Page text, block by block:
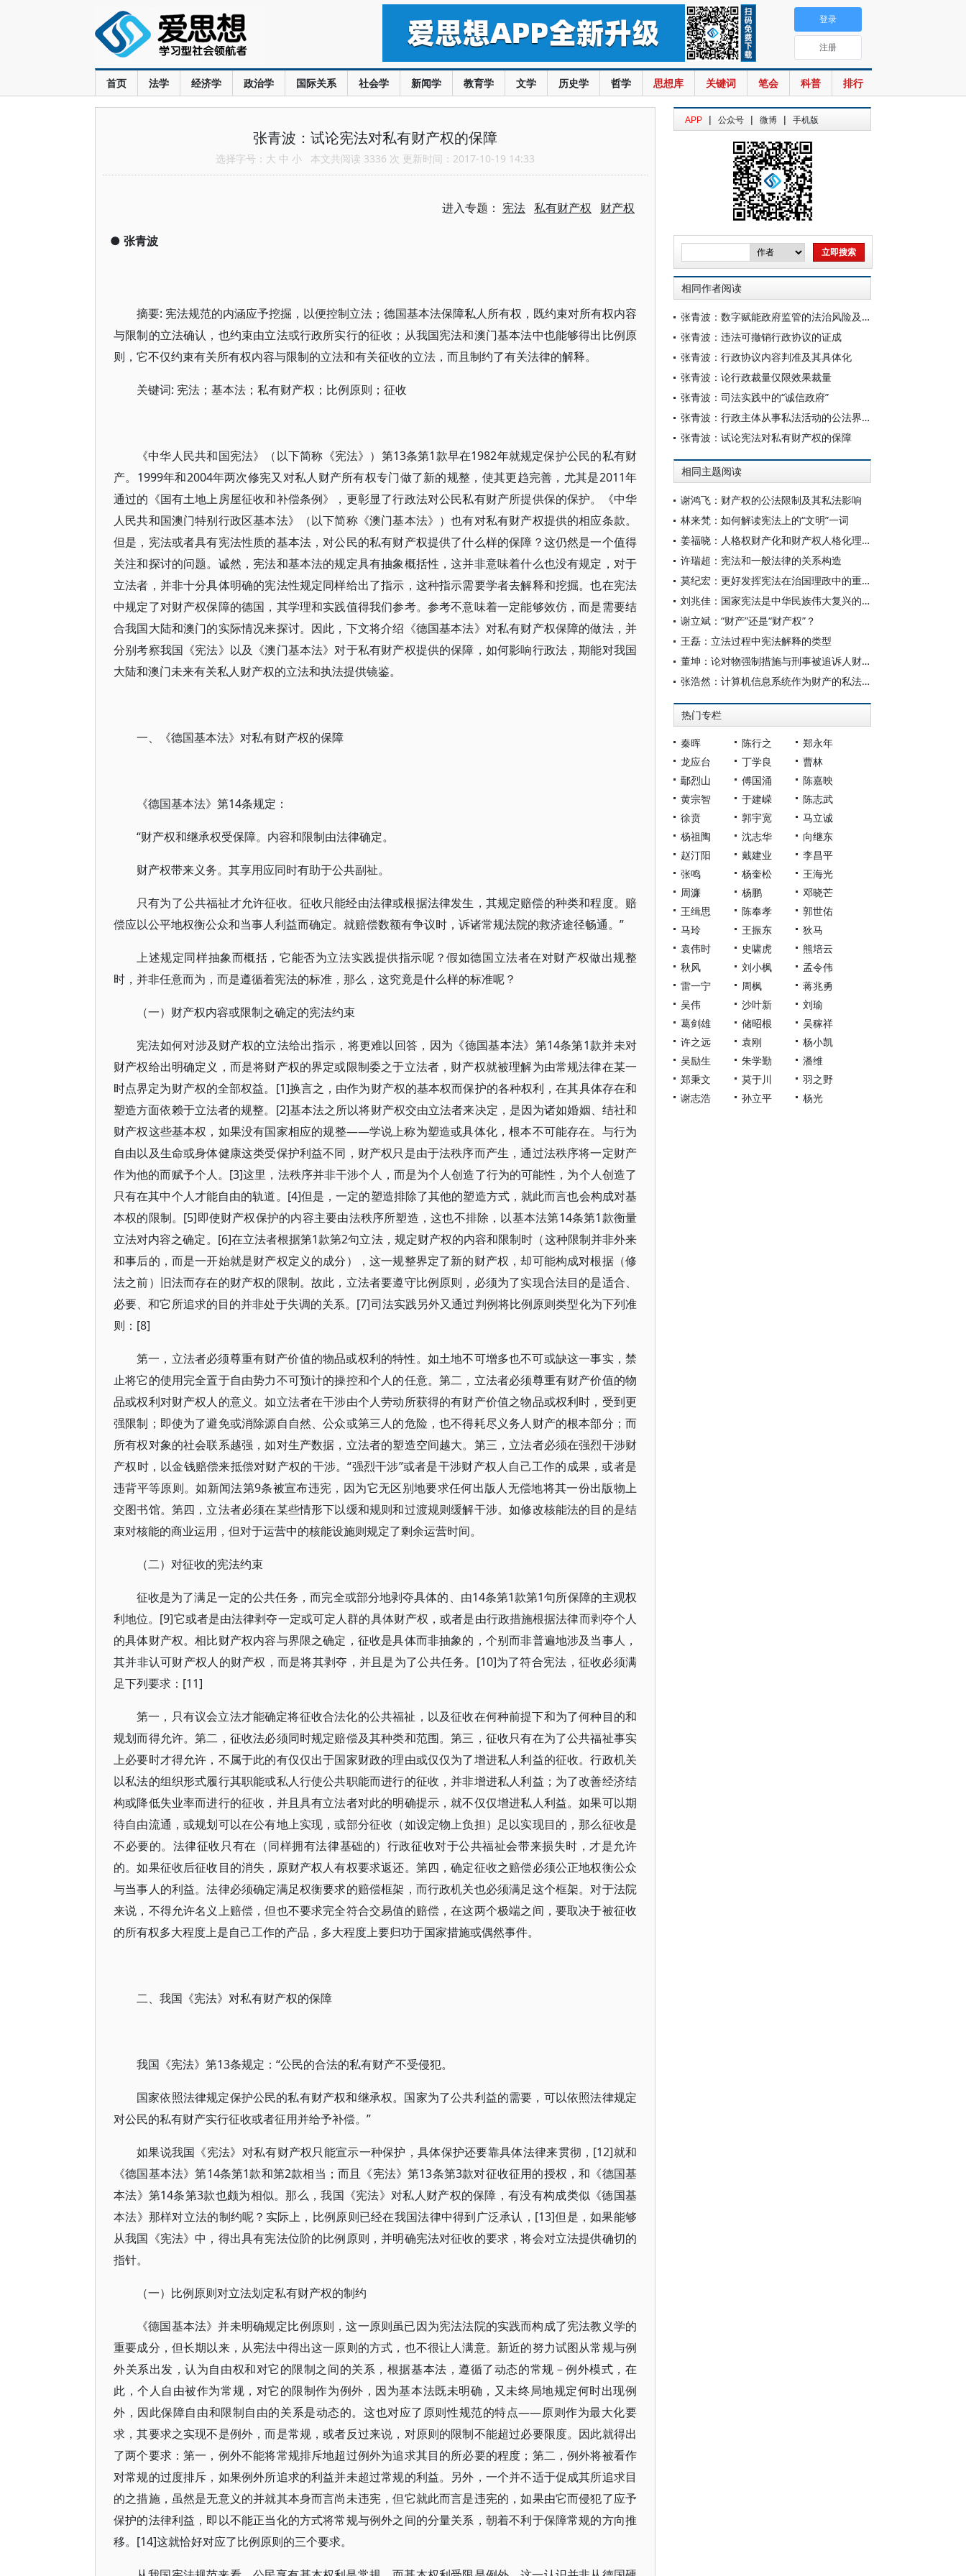
首页 法学 经济学 政治学 国际关系 社会学 新闻学 教育学 文学 历史学 哲学 思想库 关键词 笔会 科普 排行
登录
注册
张青波：试论宪法对私有财产权的保障
选择字号： 大 中 小 本文共阅读 3336 次 更新时间：2017-10-19 14:33
进入专题： 宪法 私有财产权 财产权
● 张青波
摘要: 宪法规范的内涵应予挖掘，以便控制立法；德国基本法保障私人所有权，既约束对所有权内容
与限制的立法确认，也约束由立法或行政所实行的征收；从我国宪法和澳门基本法中也能够得出比例原
则，它不仅约束有关所有权内容与限制的立法和有关征收的立法，而且制约了有关法律的解释。
关键词: 宪法；基本法；私有财产权；比例原则；征收
《中华人民共和国宪法》（以下简称《宪法》）第13条第1款早在1982年就规定保护公民的私有财
产。1999年和2004年两次修宪又对私人财产所有权专门做了新的规整，使其更趋完善，尤其是2011年
通过的《国有土地上房屋征收和补偿条例》，更彰显了行政法对公民私有财产所提供保的保护。《中华
人民共和国澳门特别行政区基本法》（以下简称《澳门基本法》）也有对私有财产权提供的相应条款。
但是，宪法或者具有宪法性质的基本法，对公民的私有财产权提供了什么样的保障？这仍然是一个值得
关注和探讨的问题。诚然，宪法和基本法的规定具有抽象概括性，这并非意味着什么也没有规定，对于
立法者，并非十分具体明确的宪法性规定同样给出了指示，这种指示需要学者去解释和挖掘。也在宪法
中规定了对财产权保障的德国，其学理和实践值得我们参考。参考不意味着一定能够效仿，而是需要结
合我国大陆和澳门的实际情况来探讨。因此，下文将介绍《德国基本法》对私有财产权保障的做法，并
分别考察我国《宪法》以及《澳门基本法》对于私有财产权提供的保障，如何影响行政法，期能对我国
大陆和澳门未来有关私人财产权的立法和执法提供镜鉴。
一、《德国基本法》对私有财产权的保障
《德国基本法》第14条规定：
“财产权和继承权受保障。内容和限制由法律确定。
财产权带来义务。其享用应同时有助于公共副祉。
只有为了公共福祉才允许征收。征收只能经由法律或根据法律发生，其规定赔偿的种类和程度。赔
偿应以公平地权衡公众和当事人利益而确定。就赔偿数额有争议时，诉诸常规法院的救济途径畅通。”
上述规定同样抽象而概括，它能否为立法实践提供指示呢？假如德国立法者在对财产权做出规整
时，并非任意而为，而是遵循着宪法的标准，那么，这究竟是什么样的标准呢？
（一）财产权内容或限制之确定的宪法约束
宪法如何对涉及财产权的立法给出指示，将更难以回答，因为《德国基本法》第14条第1款并未对
财产权给出明确定义，而是将财产权的界定或限制委之于立法者，财产权就被理解为由常规法律在某一
时点界定为财产权的全部权益。[1]换言之，由作为财产权的基本权而保护的各种权利，在其具体存在和
塑造方面依赖于立法者的规整。[2]基本法之所以将财产权交由立法者来决定，是因为诸如婚姻、结社和
财产权这些基本权，如果没有国家相应的规整——学说上称为塑造或具体化，根本不可能存在。与行为
自由以及生命或身体健康这类受保护利益不同，财产权只是由于法秩序而产生，通过法秩序将一定财产
作为他的而赋予个人。[3]这里，法秩序并非干涉个人，而是为个人创造了行为的可能性，为个人创造了
只有在其中个人才能自由的轨道。[4]但是，一定的塑造排除了其他的塑造方式，就此而言也会构成对基
本权的限制。[5]即使财产权保护的内容主要由法秩序所塑造，这也不排除，以基本法第14条第1款衡量
立法对内容之确定。[6]在立法者根据第1款第2句立法，规定财产权的内容和限制时（这种限制并非外来
和事后的，而是一开始就是财产权定义的成分），这一规整界定了新的财产权，却可能构成对根据（修
法之前）旧法而存在的财产权的限制。故此，立法者要遵守比例原则，必须为了实现合法目的是适合、
必要、和它所追求的目的并非处于失调的关系。[7]司法实践另外又通过判例将比例原则类型化为下列准
则：[8]
第一，立法者必须尊重有财产价值的物品或权利的特性。如土地不可增多也不可或缺这一事实，禁
止将它的使用完全置于自由势力不可预计的操控和个人的任意。第二，立法者必须尊重有财产价值的物
品或权利对财产权人的意义。如立法者在干涉由个人劳动所获得的有财产价值之物品或权利时，受到更
强限制；即使为了避免或消除源自自然、公众或第三人的危险，也不得耗尽义务人财产的根本部分；而
所有权对象的社会联系越强，如对生产数据，立法者的塑造空间越大。第三，立法者必须在强烈干涉财
产权时，以金钱赔偿来抵偿对财产权的干涉。“强烈干涉”或者是干涉财产权人自己工作的成果，或者是
违背平等原则。如新闻法第9条被宣布违宪，因为它无区别地要求任何出版人无偿地将其一份出版物上
交图书馆。第四，立法者必须在某些情形下以缓和规则和过渡规则缓解干涉。如修改核能法的目的是结
束对核能的商业运用，但对于运营中的核能设施则规定了剩余运营时间。
（二）对征收的宪法约束
征收是为了满足一定的公共任务，而完全或部分地剥夺具体的、由14条第1款第1句所保障的主观权
利地位。[9]它或者是由法律剥夺一定或可定人群的具体财产权，或者是由行政措施根据法律而剥夺个人
的具体财产权。相比财产权内容与界限之确定，征收是具体而非抽象的，个别而非普遍地涉及当事人，
其并非认可财产权人的财产权，而是将其剥夺，并且是为了公共任务。[10]为了符合宪法，征收必须满
足下列要求：[11]
第一，只有议会立法才能确定将征收合法化的公共福祉，以及征收在何种前提下和为了何种目的和
规划而得允许。第二，征收法必须同时规定赔偿及其种类和范围。第三，征收只有在为了公共福祉事实
上必要时才得允许，不属于此的有仅仅出于国家财政的理由或仅仅为了增进私人利益的征收。行政机关
以私法的组织形式履行其职能或私人行使公共职能而进行的征收，并非增进私人利益；为了改善经济结
构或降低失业率而进行的征收，并且具有立法者对此的明确提示，就不仅仅增进私人利益。如果可以期
待自由流通，或规划可以在公有地上实现，或部分征收（如设定物上负担）足以实现目的，那么征收是
不必要的。法律征收只有在（同样拥有法律基础的）行政征收对于公共福祉会带来损失时，才是允许
的。如果征收后征收目的消失，原财产权人有权要求返还。第四，确定征收之赔偿必须公正地权衡公众
与当事人的利益。法律必须确定满足权衡要求的赔偿框架，而行政机关也必须满足这个框架。对于法院
来说，不得允许名义上赔偿，但也不要求完全符合交易值的赔偿，在这两个极端之间，要取决于被征收
的所有权多大程度上是自己工作的产品，多大程度上要归功于国家措施或偶然事件。
二、我国《宪法》对私有财产权的保障
我国《宪法》第13条规定：“公民的合法的私有财产不受侵犯。
国家依照法律规定保护公民的私有财产权和继承权。国家为了公共利益的需要，可以依照法律规定
对公民的私有财产实行征收或者征用并给予补偿。”
如果说我国《宪法》对私有财产权只能宣示一种保护，具体保护还要靠具体法律来贯彻，[12]就和
《德国基本法》第14条第1款和第2款相当；而且《宪法》第13条第3款对征收征用的授权，和《德国基
本法》第14条第3款也颇为相似。那么，我国《宪法》对私人财产权的保障，有没有构成类似《德国基
本法》那样对立法的制约呢？实际上，比例原则已经在我国法律中得到广泛承认，[13]但是，如果能够
从我国《宪法》中，得出具有宪法位阶的比例原则，并明确宪法对征收的要求，将会对立法提供确切的
指针。
（一）比例原则对立法划定私有财产权的制约
《德国基本法》并未明确规定比例原则，这一原则虽已因为宪法法院的实践而构成了宪法教义学的
重要成分，但长期以来，从宪法中得出这一原则的方式，也不很让人满意。新近的努力试图从常规与例
外关系出发，认为自由权和对它的限制之间的关系，根据基本法，遵循了动态的常规－例外模式，在
此，个人自由被作为常规，对它的限制作为例外，因为基本法既未明确，又未终局地规定何时出现例
外，因此保障自由和限制自由的关系是动态的。这也对应了原则性规范的特点——原则作为最大化要
求，其要求之实现不是例外，而是常规，或者反过来说，对原则的限制不能超过必要限度。因此就得出
了两个要求：第一，例外不能将常规排斥地超过例外为追求其目的所必要的程度；第二，例外将被看作
对常规的过度排斥，如果例外所追求的利益并未超过常规的利益。另外，一个并不适于促成其所追求目
的之措施，虽然是无意义的并就其本身而言尚未违宪，但它就此而言是违宪的，如果由它而侵犯了应予
保护的法律利益，即以不能正当化的方式将常规与例外之间的分量关系，朝着不利于保障常规的方向推
移。[14]这就恰好对应了比例原则的三个要求。
APP | 公众号 | 微博 | 手机版
相同作者阅读
张青波：数字赋能政府监管的法治风险及其因应
张青波：违法可撤销行政协议的证成
张青波：行政协议内容判准及其具体化
张青波：论行政裁量仅限效果裁量
张青波：司法实践中的“诚信政府”
张青波：行政主体从事私法活动的公法界限——以德国法为参照
张青波：试论宪法对私有财产权的保障
相同主题阅读
谢鸿飞：财产权的公法限制及其私法影响
林来梵：如何解读宪法上的“文明”一词
姜福晓：人格权财产化和财产权人格化理论困境的剖析与破解
许瑞超：宪法和一般法律的关系构造
莫纪宏：更好发挥宪法在治国理政中的重要作用
刘兆佳：国家宪法是中华民族伟大复兴的坚实保障
谢立斌：“财产”还是“财产权”？
王磊：立法过程中宪法解释的类型
董坤：论对物强制措施与刑事被追诉人财产权的保障
张浩然：计算机信息系统作为财产的私法保护
热门专栏
秦晖 陈行之
郑永年
龙应台
丁学良
曹林
鄢烈山
傅国涌
陈嘉映
黄宗智
于建嵘
陈志武
徐贲
郭宇宽
马立诚
杨祖陶
沈志华
向继东
赵汀阳
戴建业
李昌平
张鸣
杨奎松
王海光
周濂
杨鹏
邓晓芒
王缉思
陈奉孝
郭世佑
马玲
王振东
狄马
袁伟时
史啸虎
熊培云
秋风
刘小枫
孟令伟
雷一宁
周枫
蒋兆勇
吴伟
沙叶新
刘瑜
葛剑雄
储昭根
吴稼祥
许之远
袁刚
杨小凯
吴励生
朱学勤
潘维
郑秉文
莫于川
羽之野
谢志浩
孙立平 杨光